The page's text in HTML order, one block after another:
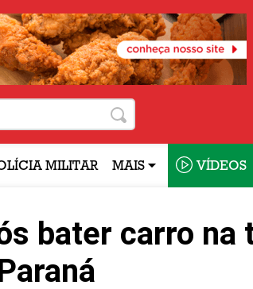
MILITAR MAIS VÍDEOS
bater carro na